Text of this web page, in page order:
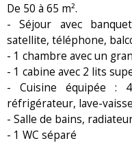
De 50 à 65 m².
- Séjour avec
satellite, téléphone,
- 1 chambre avec un
- 1 cabine avec 2 lits
- Cuisine équipée :
réfrigérateur, lave-
- Salle de bains,
- 1 WC séparé